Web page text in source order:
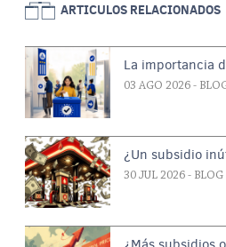
ARTICULOS RELACIONADOS
La importancia
03 AGO 2026 -
¿Un subsidio
30 JUL 2026 - BLOG